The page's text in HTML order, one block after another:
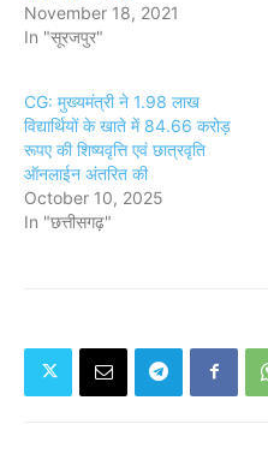
November 18, 2021
In "सूरजपुर"
CG: मुख्यमंत्री ने 1.98 लाख
विद्यार्थियों के खाते में 84.66 करोड़
रूपए की शिष्यवृत्ति एवं छात्रवृति
ऑनलाईन अंतरित की
October 10, 2025
In "छत्तीसगढ़"